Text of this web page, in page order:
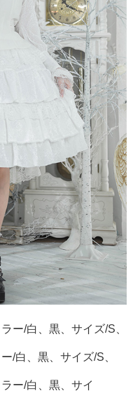
/白、黒、サイズ/S、
白、黒、サイズ/S、
ー/白、黒、サイ